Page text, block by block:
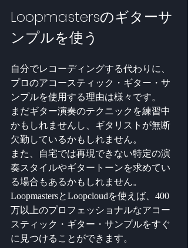
Loopmastersのギターサ
ンプルを使う
自分でレコーディングする代わりに、
プロのアコースティック・ギター・サ
ンプルを使用する理由は様々です。
まだギター演奏のテクニックを練習中
かもしれませんし、ギタリストが無断
欠勤しているかもしれません。
また、自宅では再現できない特定の演
奏スタイルやギタートーンを求めてい
る場合もあるかもしれません。
LoopmastersとLoopcloudを使えば、400
万以上のプロフェッショナルなアコー
スティック・ギター・サンプルをすぐ
に見つけることができます。